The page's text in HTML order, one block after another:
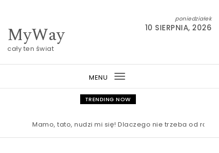
MyWay
cały ten świat
poniedziałek
10 SIERPNIA, 2026
MENU
Toggle
navigation
TRENDING NOW
Mamo, tato, nudzi mi się! Dlaczego nie trzeba od razu